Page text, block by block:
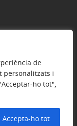
de
personalitzats i
ho tot",
Accepta-ho tot